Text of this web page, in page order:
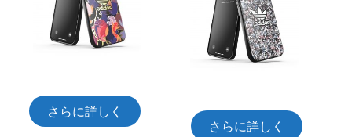
さらに詳しく
さらに詳しく